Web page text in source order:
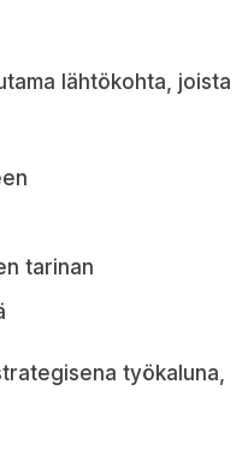
lähtökohta, joista
tarinan
työkaluna,